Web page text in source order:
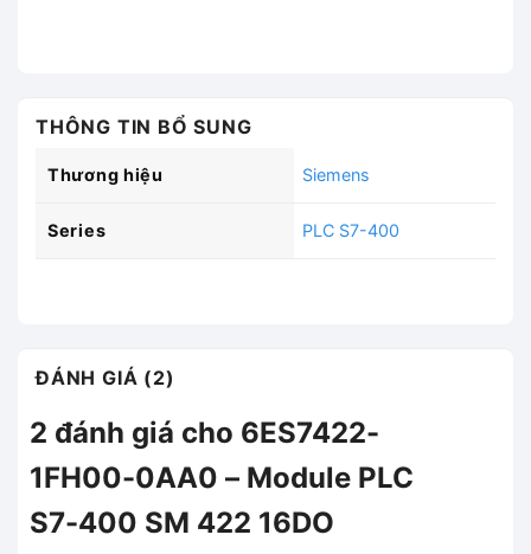
THÔNG TIN BỔ SUNG
Thương hiệu Siemens
Series PLC S7-400
ĐÁNH GIÁ (2)
2 đánh giá cho 6ES7422-
1FH00-0AA0 – Module PLC
S7-400 SM 422 16DO